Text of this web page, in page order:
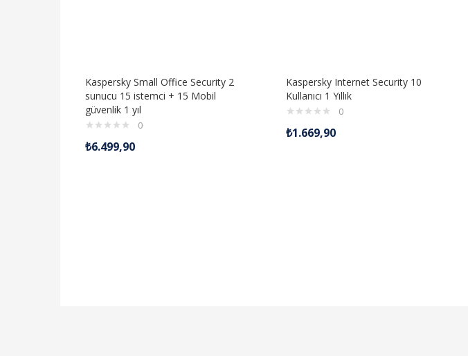
Kaspersky Small Office Security 2
sunucu 15 istemci + 15 Mobil
güvenlik 1 yıl
0
₺6.499,90
Kaspersky Internet Security 10
Kullanıcı 1 Yıllık
0
₺1.669,90